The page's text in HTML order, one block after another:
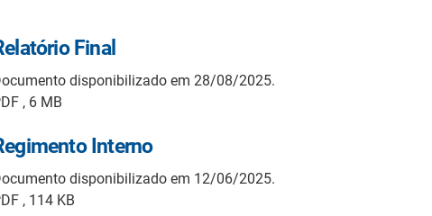
Final
disponibilizado em 28/08/2025.
, 6 MB
Interno
disponibilizado em 12/06/2025.
, 114 KB